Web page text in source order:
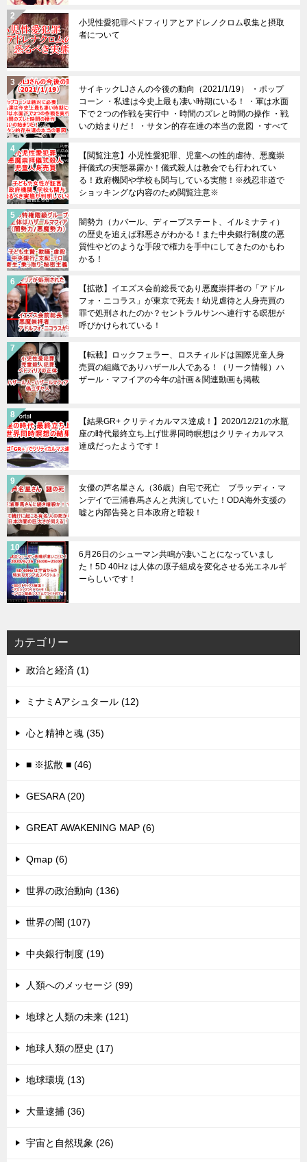
小児性愛犯罪ペドフィリアとアドレノクロム収集と摂取
者について
サイキックLJさんの今後の動向（2021/1/19） ・ポップ
コーン ・私達は今史上最も凄い時期にいる！ ・軍は水面
下で２つの作戦を実行中 ・時間のズレと時間の操作 ・戦
いの始まりだ！ ・サタン的存在達の本当の意図 ・すべて
【閲覧注意】小児性愛犯罪、児童への性的虐待、悪魔崇
拝儀式の実態暴露か！儀式殺人は教会でも行われてい
る！政府機関や学校も関与している実態！※残忍非道で
ショッキングな内容のため閲覧注意※
闇勢力（カバール、ディープステート、イルミナティ）
の歴史を追えば邪悪さがわかる！また中央銀行制度の悪
質性やどのような手段で権力を手中にしてきたのかもわ
かる！
【拡散】イエズス会前総長であり悪魔崇拝者の「アドル
フォ・ニコラス」が東京で死去！幼児虐待と人身売買の
罪で処刑されたのか？セントラルサンへ連行する瞑想が
呼びかけられている！
【転載】ロックフェラー、ロスチィルドは国際児童人身
売買の組織でありハザール人である！（リーク情報）ハ
ザール・マフイアの今年の計画＆関連動画も掲載
【結果GR+ クリティカルマス達成！】2020/12/21の水瓶
座の時代最終立ち上げ世界同時瞑想はクリティカルマス
達成だったようです！
女優の芦名星さん（36歳）自宅で死亡 ブラッディ・マ
ンデイで三浦春馬さんと共演していた！ODA海外支援の
嘘と内部告発と日本政府と暗殺！
6月26日のシューマン共鳴が凄いことになっていまし
た！5D 40Hz は人体の原子組成を変化させる光エネルギ
ーらしいです！
カテゴリー
政治と経済 (1)
ミナミAアシュタール (12)
心と精神と魂 (35)
■ ※拡散 ■ (46)
GESARA (20)
GREAT AWAKENING MAP (6)
Qmap (6)
世界の政治動向 (136)
世界の闇 (107)
中央銀行制度 (19)
人類へのメッセージ (99)
地球と人類の未来 (121)
地球人類の歴史 (17)
地球環境 (13)
大量逮捕 (36)
宇宙と自然現象 (26)